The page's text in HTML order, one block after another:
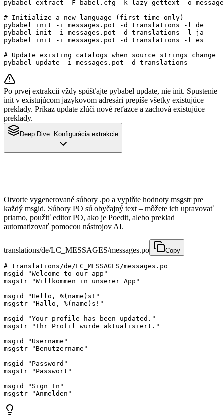
pybabel extract -F babel.cfg -k lazy_gettext -o
# Initialize a new language (first time only)
pybabel init -i messages.pot -d translations -l de
pybabel init -i messages.pot -d translations -l ja
pybabel init -i messages.pot -d translations -l es
# Update existing catalogs when source strings change
pybabel update -i messages.pot -d translations
Po prvej extrakcii vždy spúšťajte pybabel update, nie init. Spustenie
init v existujúcom jazykovom adresári prepíše všetky existujúce
preklady. Príkaz update zlúči nové reťazce a zachová existujúce
preklady.
Deep Dive: Konfigurácia extrakcie
Otvorte vygenerované súbory .po a vyplňte hodnoty msgstr pre
každý msgid. Súbory PO sú obyčajný text – môžete ich upravovať
priamo, použiť editor PO, ako je Poedit, alebo preklad
automatizovať pomocou nástrojov AI.
translations/de/LC_MESSAGES/messages.po Copy
# translations/de/LC_MESSAGES/messages.po
msgid "Welcome to our app"
msgstr "Willkommen in unserer App"
msgid "Hello, %(name)s!"
msgstr "Hallo, %(name)s!"
msgid "Your profile has been updated."
msgstr "Ihr Profil wurde aktualisiert."
msgid "Username"
msgstr "Benutzername"
msgid "Password"
msgstr "Passwort"
msgid "Sign In"
msgstr "Anmelden"